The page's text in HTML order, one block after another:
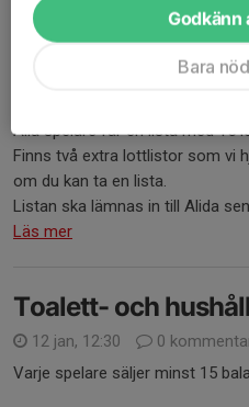
Februarilotteri
Alla spelare får en lista med 15
Finns två extra lottlistor som vi
om du kan ta en lista.
Listan ska lämnas in till Alida
Läs mer
Toalett- och
12 jan, 12:30
0
Varje spelare säljer minst 15
Godkänn
Bara